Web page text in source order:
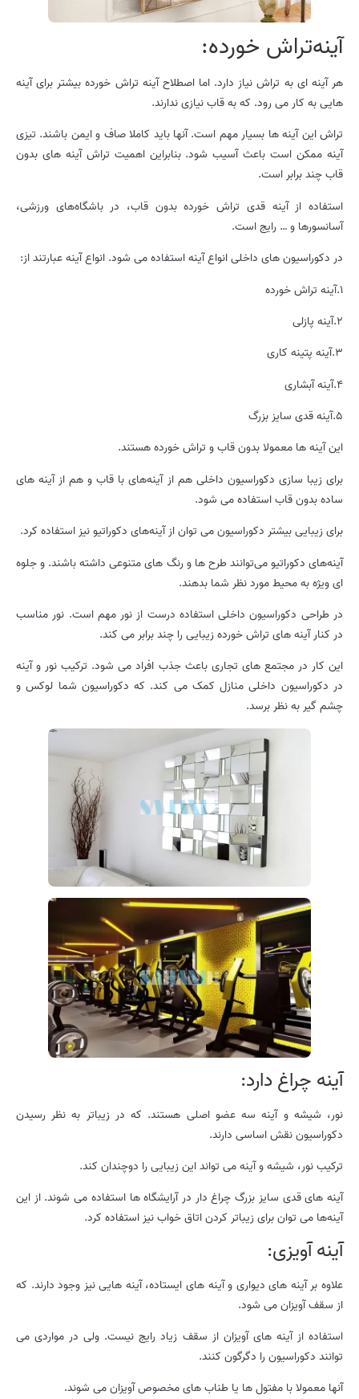
آینه‌تراش خورده:
هر آینه ای به تراش نیاز دارد. اما اصطلاح آینه‌ تراش خورده بیشتر برای آینه
هایی به کار می رود. که به قاب نیازی ندارند.
تراش این آینه ها بسیار مهم است. آنها باید کاملا صاف و ایمن باشند. تیزی
آینه ممکن است باعث آسیب شود. بنابراین اهمیت تراش آینه های بدون
قاب چند برابر است.
استفاده از آینه‌ قدی تراش خورده بدون قاب، در باشگاه‌های ورزشی،
آسانسورها و … رایج است.
در دکوراسیون های داخلی انواع آینه استفاده می شود. انواع آینه عبارتند از:
1.آینه‌ تراش خورده
2.آینه پازلی
3.آینه پتینه کاری
4.آینه آبشاری
5.آینه قدی سایز بزرگ
این آینه ها معمولا بدون قاب و تراش خورده هستند.
برای زیبا سازی دکوراسیون داخلی هم از آینه‌های با قاب و هم از آینه های
ساده بدون قاب استفاده می شود.
برای زیبایی بیشتر دکوراسیون می توان از آینه‌های دکوراتیو نیز استفاده کرد.
آینه‌های دکوراتیو می‌توانند طرح ها و رنگ های متنوعی داشته باشند. و جلوه
ای ویژه به محیط مورد نظر شما بدهند.
در طراحی دکوراسیون داخلی استفاده درست از نور مهم است. نور مناسب
در کنار آینه های تراش خورده زیبایی را چند برابر می کند.
این کار در مجتمع های تجاری باعث جذب افراد می شود. ترکیب نور و آینه
در دکوراسیون داخلی منازل کمک می کند. که دکوراسیون شما لوکس و
چشم گیر به نظر برسد.
آینه چراغ دارد:
نور، شیشه و آینه سه عضو اصلی هستند. که در زیباتر به نظر رسیدن
دکوراسیون نقش اساسی دارند.
ترکیب نور، شیشه و آینه می تواند این زیبایی را دوچندان کند.
آینه های قدی سایز بزرگ چراغ دار در آرایشگاه ها استفاده می شوند. از این
آینه‌ها می توان برای زیباتر کردن اتاق خواب نیز استفاده کرد.
آینه آویزی:
علاوه بر آینه های دیواری و آینه های ایستاده، آینه هایی نیز وجود دارند. که
از سقف آویزان می شود.
استفاده از آینه های آویزان از سقف زیاد رایج نیست. ولی در مواردی می
توانند دکوراسیون را دگرگون کنند.
آنها معمولا با مفتول ها یا طناب های مخصوص آویزان می شوند.